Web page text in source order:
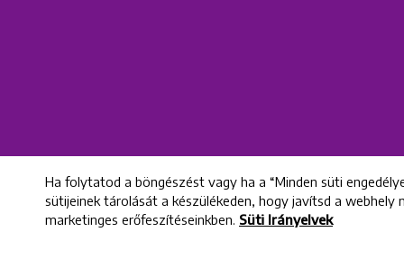
Ha folytatod a böngészést vagy ha a “Minden süti
sütijeinek tárolását a készülékeden, hogy javítsd a
marketinges erőfeszítéseinkben. Süti Irányelvek